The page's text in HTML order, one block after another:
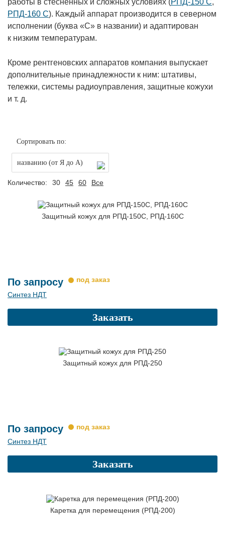
РПД-160 С). Каждый аппарат производится в северном
исполнении (буква «С» в названии) и адаптирован
к низким температурам.
Кроме рентгеновских аппаратов компания выпускает
дополнительные принадлежности к ним: штативы,
тележки, системы радиоуправления, защитные кожухи
и т. д.
Сортировать по:
названию (от Я до А)
Количество: 30 45 60 Все
Защитный кожух для РПД-150С, РПД-160С
По запросу
Синтез НДТ
Заказать
Защитный кожух для РПД-250
По запросу
Синтез НДТ
Заказать
Каретка для перемещения (РПД-200)